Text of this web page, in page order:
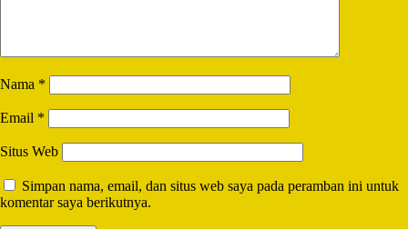
Nama *
Email *
Situs Web
Simpan nama, email, dan situs web saya pada peramban ini untuk
komentar saya berikutnya.